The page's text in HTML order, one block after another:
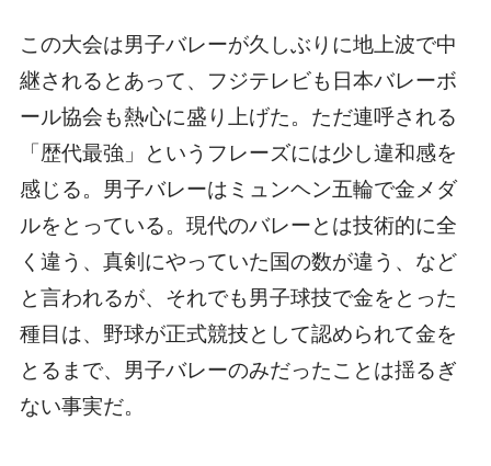
この大会は男子バレーが久しぶりに地上波で中
継されるとあって、フジテレビも日本バレーボ
ール協会も熱心に盛り上げた。ただ連呼される
「歴代最強」というフレーズには少し違和感を
感じる。男子バレーはミュンヘン五輪で金メダ
ルをとっている。現代のバレーとは技術的に全
く違う、真剣にやっていた国の数が違う、など
と言われるが、それでも男子球技で金をとった
種目は、野球が正式競技として認められて金を
とるまで、男子バレーのみだったことは揺るぎ
ない事実だ。